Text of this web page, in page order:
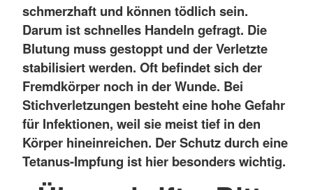
schmerzhaft und können tödlich sein.
Darum ist schnelles Handeln gefragt. Die
Blutung muss gestoppt und der Verletzte
stabilisiert werden. Oft befindet sich der
Fremdkörper noch in der Wunde. Bei
Stichverletzungen besteht eine hohe Gefahr
für Infektionen, weil sie meist tief in den
Körper hineinreichen. Der Schutz durch eine
Tetanus-Impfung ist hier besonders wichtig.